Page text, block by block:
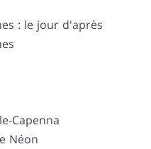
: le jour d'après
Capenna
Néon